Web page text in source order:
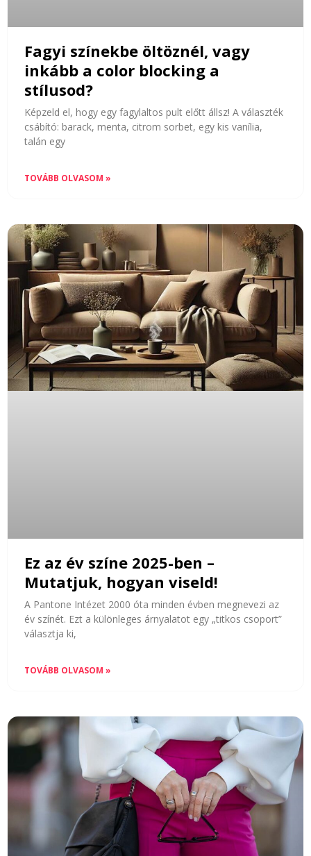
Fagyi színekbe öltöznél, vagy
inkább a color blocking a
stílusod?
Képzeld el, hogy egy fagylaltos pult előtt állsz! A választék
csábító: barack, menta, citrom sorbet, egy kis vanília,
talán egy
TOVÁBB OLVASOM »
Ez az év színe 2025-ben –
Mutatjuk, hogyan viseld!
A Pantone Intézet 2000 óta minden évben megnevezi az
év színét. Ezt a különleges árnyalatot egy „titkos csoport”
választja ki,
TOVÁBB OLVASOM »